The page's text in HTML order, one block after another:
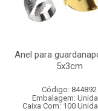
Anel para
5x3cm
Código: 844892
Embalagem:
Caixa Com: 100